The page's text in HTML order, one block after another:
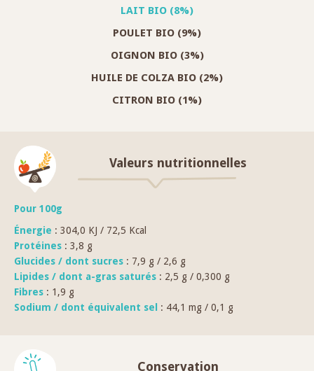
LAIT BIO (8%)
POULET BIO (9%)
OIGNON BIO (3%)
HUILE DE COLZA BIO (2%)
CITRON BIO (1%)
Valeurs nutritionnelles
Pour 100g
Énergie : 304,0 KJ / 72,5 Kcal
Protéines : 3,8 g
Glucides / dont sucres : 7,9 g / 2,6 g
Lipides / dont a-gras saturés : 2,5 g / 0,300 g
Fibres : 1,9 g
Sodium / dont équivalent sel
: 44,1 mg / 0,1 g
Conservation